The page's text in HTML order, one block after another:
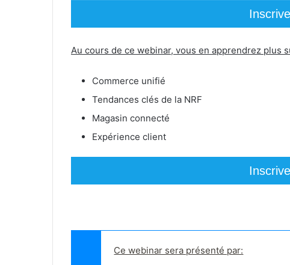
Au cours de ce webinar, vous en apprendrez plus
Commerce unifié
Tendances clés de la NRF
Magasin connecté
Expérience client
Ce webinar sera présenté par: